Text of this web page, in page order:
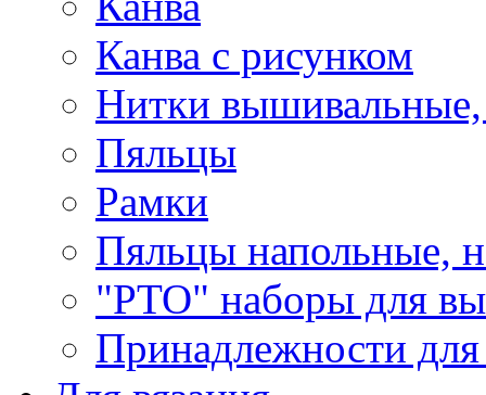
Канва с рисунком
Нитки
Пяльцы
Рамки
Пяльцы напольные,
"РТО" наборы для
Принадлежности